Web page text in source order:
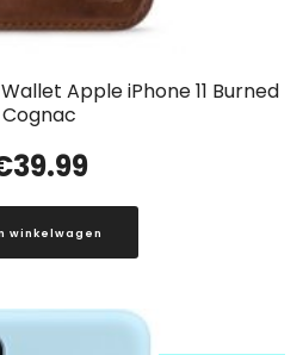
Apple iPhone 11 Burned
Cognac
39.99
winkelwagen